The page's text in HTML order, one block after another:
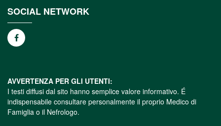
SOCIAL NETWORK
AVVERTENZA PER GLI UTENTI:
I testi diffusi dal sito hanno semplice valore informativo. É
indispensabile consultare personalmente il proprio Medico di
Famiglia o il Nefrologo.